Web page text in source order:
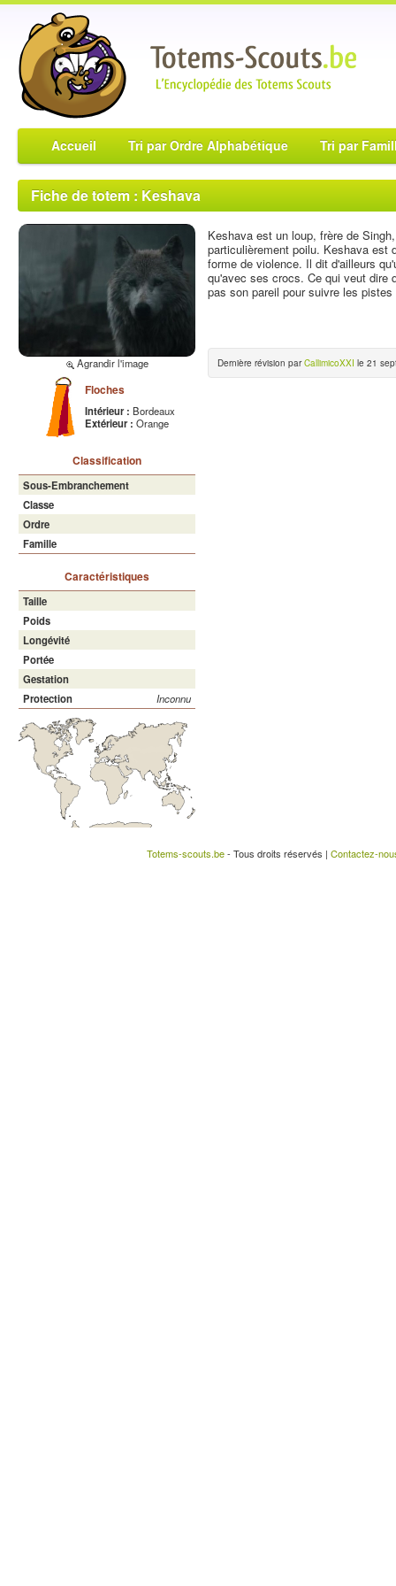
Accueil Tri par Ordre Alphabétique Tri par
Fiche de totem : Keshava
Agrandir l'image
Floches
Intérieur : Bordeaux
Extérieur : Orange
Classification
Sous-Embranchement
Classe
Ordre
Famille
Caractéristiques
Taille
Poids
Longévité
Portée
Gestation
Protection
Inconnu
Keshava est un loup, frère de
particulièrement poilu. Keshava est
forme de violence. Il dit d'ailleurs
qu'avec ses crocs. Ce qui veut dire
pas son pareil pour suivre les
Dernière révision parCallimicoXXI le 21
Totems-scouts.be- Tous droits réservés | Contactez-